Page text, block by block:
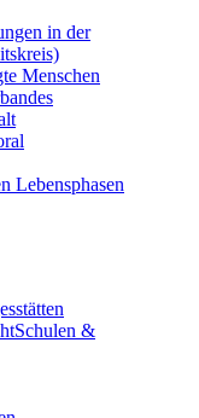
in der
Menschen
Lebensphasen
Schulen &